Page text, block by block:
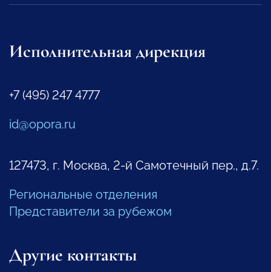
Исполнительная дирекция
+7 (495) 247 4777
id@opora.ru
127473, г. Москва, 2-й Самотечный пер., д.7.
Региональные отделения
Представители за рубежом
Другие контакты